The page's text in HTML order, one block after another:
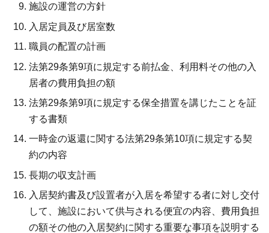
施設の運営の方針
入居定員及び居室数
職員の配置の計画
法第29条第9項に規定する前払金、利用料その他の入
居者の費用負担の額
法第29条第9項に規定する保全措置を講じたことを証
する書類
一時金の返還に関する法第29条第10項に規定する契
約の内容
長期の収支計画
入居契約書及び設置者が入居を希望する者に対し交付
して、施設において供与される便宜の内容、費用負担
の額その他の入居契約に関する重要な事項を説明する